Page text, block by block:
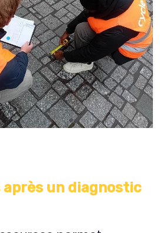
après un diagnostic